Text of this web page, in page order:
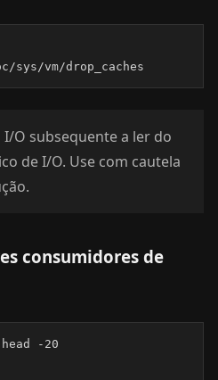
vm/drop_caches
O subsequente a ler do
de I/O. Use com cautela
consumidores de
-20